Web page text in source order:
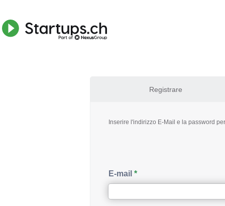
Registrare
Inserire l'indirizzo E-Mail e la password
E-mail